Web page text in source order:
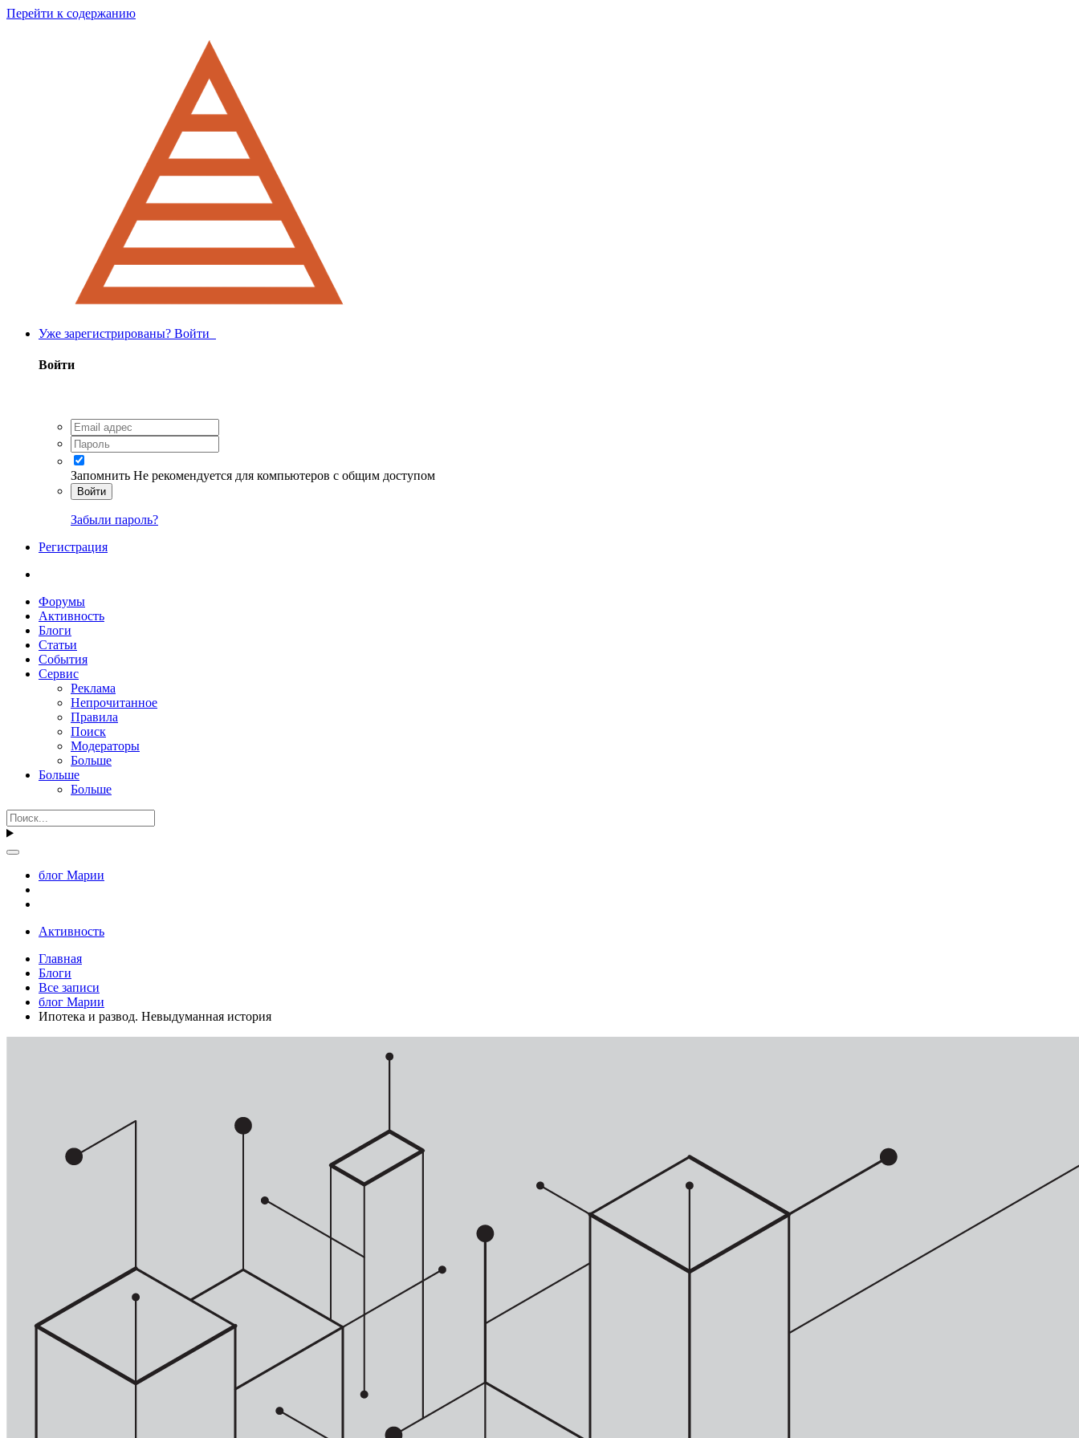
Перейти к содержанию
Уже зарегистрированы? Войти
Войти
Запомнить Не рекомендуется для компьютеров с общим доступом
Войти
Забыли пароль?
Регистрация
Форумы
Активность
Блоги
Статьи
События
Сервис
Реклама
Непрочитанное
Правила
Поиск
Модераторы
Больше
Больше
Больше
блог Марии
Активность
Главная
Блоги
Все записи
блог Марии
Ипотека и развод. Невыдуманная история